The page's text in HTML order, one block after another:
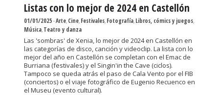
Listas con lo mejor de 2024 en Castellón
01/01/2025-Arte,Cine,Festivales,Fotografía,Libros, cómics y juegos,
Música,Teatro y danza
Las 'sombras' de Xenia, lo mejor de 2024 en Castellón en
las categorías de disco, canción y videoclip. La lista con lo
mejor del año en Castellón se completan con el Emac de
Burriana (festivales) y el Singin'in the Cave (ciclos).
Tampoco se queda atrás el paso de Cala Vento por el FIB
(conciertos) o el viaje fotográfico de Eugenio Recuenco en
el Museu (evento cultural).